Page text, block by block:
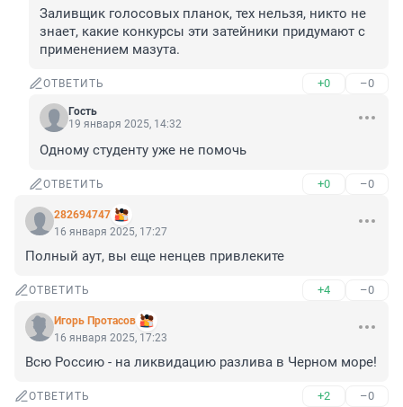
Заливщик голосовых планок, тех нельзя, никто не
знает, какие конкурсы эти затейники придумают с
применением мазута.
ОТВЕТИТЬ +0 –0
Гость
19 января 2025, 14:32
Одному студенту уже не помочь
ОТВЕТИТЬ +0 –0
282694747
16 января 2025, 17:27
Полный аут, вы еще ненцев привлеките
ОТВЕТИТЬ +4 –0
Игорь Протасов
16 января 2025, 17:23
Всю Россию - на ликвидацию разлива в Черном море!
ОТВЕТИТЬ +2 –0